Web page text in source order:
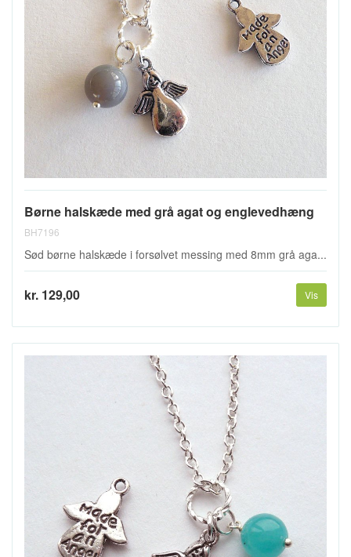
Børne halskæde med grå agat og englevedhæng
BH7196
Sød børne halskæde i forsølvet messing med 8mm grå aga...
kr. 129,00 Vis